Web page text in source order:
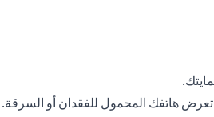
هاتفك المحمول للفقدان أو السرقة.